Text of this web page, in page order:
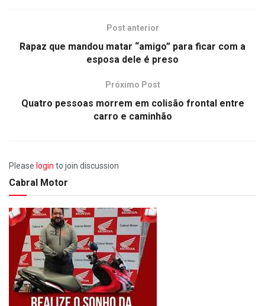
Post anterior
Rapaz que mandou matar “amigo” para ficar com a
esposa dele é preso
Próximo Post
Quatro pessoas morrem em colisão frontal entre
carro e caminhão
Please login to join discussion
Cabral Motor